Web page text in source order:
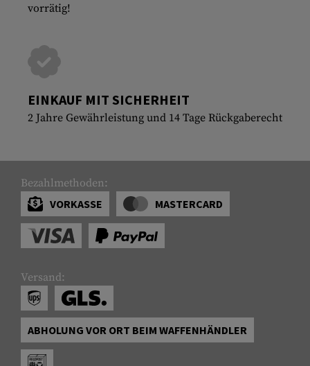
vorrätig!
EINKAUF MIT SICHERHEIT
2 Jahre Gewährleistung und 14 Tage Rückgaberecht
Bezahlmethoden:
VORKASSE
MASTERCARD
Versand:
ABHOLUNG VOR ORT BEIM WAFFENHÄNDLER